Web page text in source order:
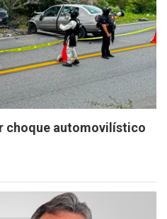
choque automovilístico